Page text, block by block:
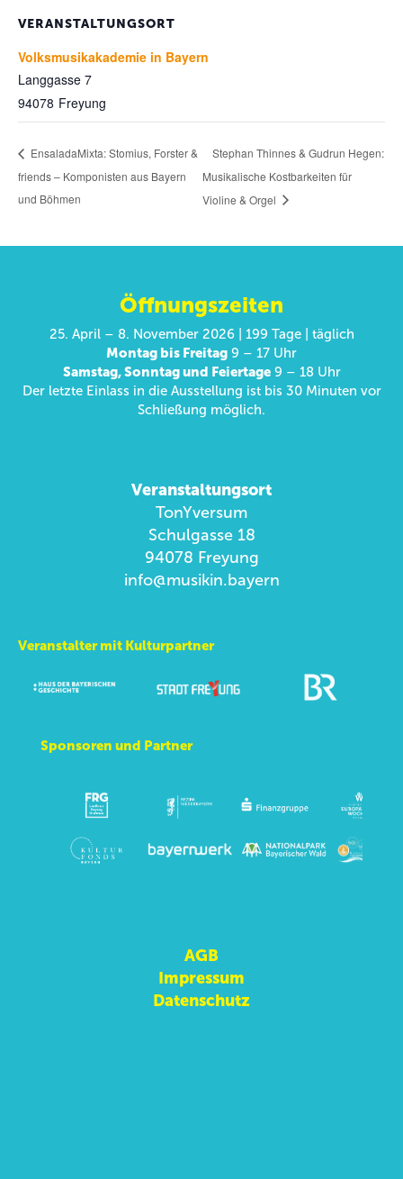
VERANSTALTUNGSORT
Volksmusikakademie in Bayern
Langgasse 7
Freyung
94078
EnsaladaMixta: Stomius, Forster &
friends – Komponisten aus Bayern
und Böhmen
Stephan Thinnes & Gudrun Hegen:
Musikalische Kostbarkeiten für
Violine & Orgel
Öffnungszeiten
25. April – 8. November 2026 | 199 Tage | täglich
Montag bis Freitag 9 – 17 Uhr
Samstag, Sonntag und Feiertage9 – 18 Uhr
Der letzte Einlass in die Ausstellung ist bis 30 Minuten vor
Schließung möglich.
Veranstaltungsort
TonYversum
Schulgasse 18
94078 Freyung
info@musikin.bayern
Veranstalter mit Kulturpartner
Sponsoren und Partner
AGB
Impressum
Datenschutz